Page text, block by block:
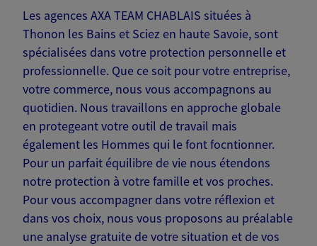
Les agences AXA TEAM CHABLAIS situées à
Thonon les Bains et Sciez en haute Savoie, sont
spécialisées dans votre protection personnelle et
professionnelle. Que ce soit pour votre entreprise,
votre commerce, nous vous accompagnons au
quotidien. Nous travaillons en approche globale
en protegeant votre outil de travail mais
également les Hommes qui le font focntionner.
Pour un parfait équilibre de vie nous étendons
notre protection à votre famille et vos proches.
Pour vous accompagner dans votre réflexion et
dans vos choix, nous vous proposons au préalable
une analyse gratuite de votre situation et de vos